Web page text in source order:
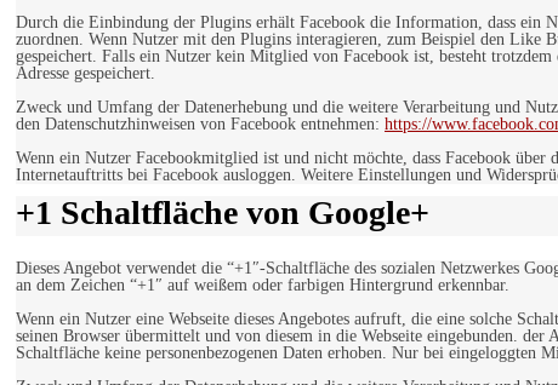
Durch die Einbindung der Plugins erhält Facebook die Information, dass ein
zuordnen. Wenn Nutzer mit den Plugins interagieren, zum Beispiel den Like
gespeichert. Falls ein Nutzer kein Mitglied von Facebook ist, besteht
Adresse gespeichert.
Zweck und Umfang der Datenerhebung und die weitere Verarbeitung und
den Datenschutzhinweisen von Facebook entnehmen: https://
Wenn ein Nutzer Facebookmitglied ist und nicht möchte, dass Facebook
Internetauftritts bei Facebook ausloggen. Weitere Einstellungen und
+1 Schaltfläche von Google+
Dieses Angebot verwendet die “+1″-Schaltfläche des sozialen Netzwerkes
an dem Zeichen “+1″ auf weißem oder farbigen Hintergrund erkennbar.
Wenn ein Nutzer eine Webseite dieses Angebotes aufruft, die eine solche
seinen Browser übermittelt und von diesem in die Webseite eingebunden.
Schaltfläche keine personenbezogenen Daten erhoben. Nur bei eingeloggten